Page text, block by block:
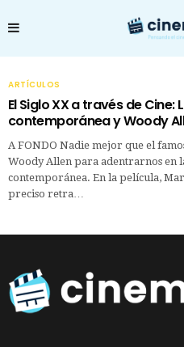
ARTÍCULOS
El Siglo XX a través de Cine:
contemporánea y Woody
A FONDO Nadie mejor que el
Woody Allen para adentrarnos en
contemporánea. En la película,
preciso retra…